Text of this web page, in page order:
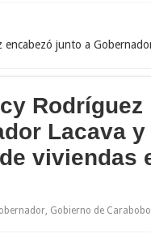
junto a
Rodríguez
Lacava y
viviendas
Gobierno de Carabobo